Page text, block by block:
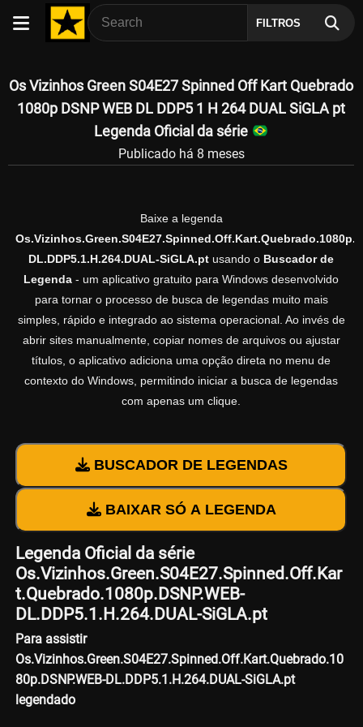
FILTROS
Os Vizinhos Green S04E27 Spinned Off Kart Quebrado
1080p DSNP WEB DL DDP5 1 H 264 DUAL SiGLA pt
Legenda Oficial da série
Publicado há 8 meses
Baixe a legenda
DL.DDP5.1.H.264.DUAL-SiGLA.pt usando o Buscador de
Legenda - um aplicativo gratuito para Windows desenvolvido
para tornar o processo de busca de legendas muito mais
simples, rápido e integrado ao sistema operacional. Ao invés de
abrir sites manualmente, copiar nomes de arquivos ou ajustar
títulos, o aplicativo adiciona uma opção direta no menu de
contexto do Windows, permitindo iniciar a busca de legendas
com apenas um clique.
BUSCADOR DE LEGENDAS
BAIXAR SÓ A LEGENDA
Legenda Oficial da série
Os.Vizinhos.Green.S04E27.Spinned.Off.Kar
t.Quebrado.1080p.DSNP.WEB-
DL.DDP5.1.H.264.DUAL-SiGLA.pt
Para assistir
Os.Vizinhos.Green.S04E27.Spinned.Off.Kart.Quebrado.10
80p.DSNP.WEB-DL.DDP5.1.H.264.DUAL-SiGLA.pt
legendado